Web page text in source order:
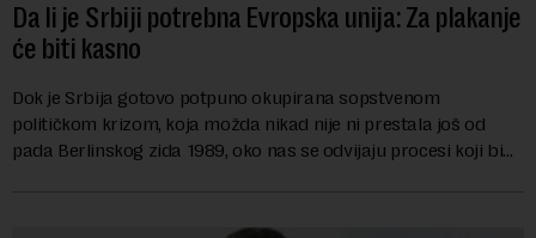
Da li je Srbiji potrebna Evropska unija: Za plakanje
će biti kasno
Dok je Srbija gotovo potpuno okupirana sopstvenom
političkom krizom, koja možda nikad nije ni prestala još od
pada Berlinskog zida 1989, oko nas se odvijaju procesi koji bi